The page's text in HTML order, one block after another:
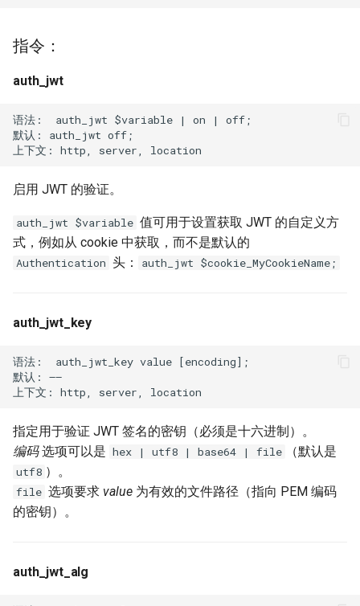
lmdb
locations
lock
logger-socket
lrucache
macaroons
maxminddb
memcached
mlcache
multiplexer
murmurhash2
mysql
指令：
auth_jwt
语法:  auth_jwt $variable | on | off;
默认: auth_jwt off;
启用 JWT 的验证。
auth_jwt $variable 值可用于设置获取 JWT 的自定义方
式，例如从 cookie 中获取，而不是默认的
Authentication 头： auth_jwt $cookie_MyCookieName;
auth_jwt_key
语法:  auth_jwt_key value [encoding];
默认: ——
指定用于验证 JWT 签名的密钥（必须是十六进制）。
编码选项可以是 hex | utf8 | base64 | file （默认是
utf8 ）。
file 选项要求 value 为有效的文件路径（指向 PEM 编码
的密钥）。
auth_jwt_alg